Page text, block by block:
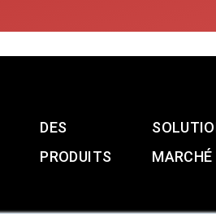
DES
PRODUITS
MARCHÉ